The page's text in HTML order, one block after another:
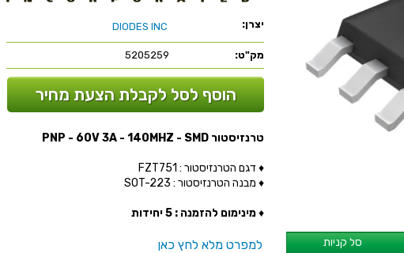
סל קניות
יצרן: DIODES INC
מק"ט: 5205259
הוסף לסל לקבלת הצעת מחיר
טרנזיסטור PNP - 60V 3A - 140MHZ - SMD
♦ דגם הטרנזיסטור : FZT751
♦ מבנה הטרנזיסטור : SOT-223
♦מינימום להזמנה : 5 יחידות
למפרט מלא לחץ כאן